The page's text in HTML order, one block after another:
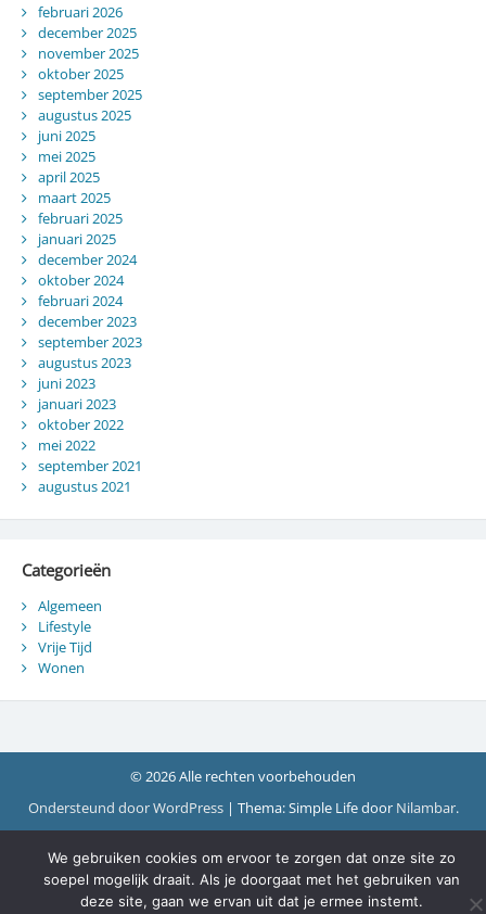
februari 2026
december 2025
november 2025
oktober 2025
september 2025
augustus 2025
juni 2025
mei 2025
april 2025
maart 2025
februari 2025
januari 2025
december 2024
oktober 2024
februari 2024
december 2023
september 2023
augustus 2023
juni 2023
januari 2023
oktober 2022
mei 2022
september 2021
augustus 2021
Categorieën
Algemeen
Lifestyle
Vrije Tijd
Wonen
© 2026 Alle rechten voorbehouden
Ondersteund door WordPress | Thema: Simple Life door Nilambar.
We gebruiken cookies om ervoor te zorgen dat onze site zo
soepel mogelijk draait. Als je doorgaat met het gebruiken van
deze site, gaan we ervan uit dat je ermee instemt.